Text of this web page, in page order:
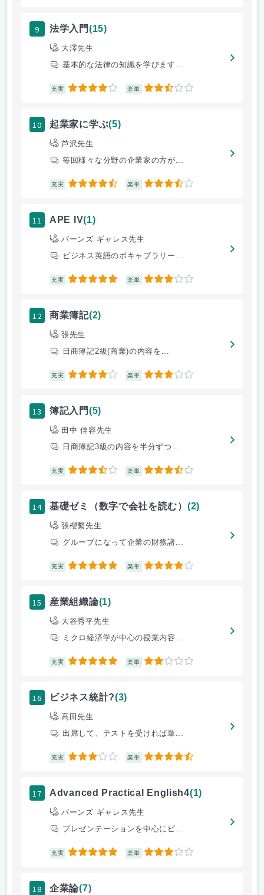
9 法学入門(15)
大澤先生
基本的な法律の知識を学びます...
充実 4 楽単 2.5
10 起業家に学ぶ(5)
芦沢先生
毎回様々な分野の企業家の方が...
充実 4.5 楽単 3.5
11 APE IV(1)
バーンズ ギャレス先生
ビジネス英語のボキャブラリー...
充実 5 楽単 3
12 商業簿記(2)
張先生
日商簿記2級(商業)の内容を...
充実 4 楽単 3
13 簿記入門(5)
田中 佳容先生
日商簿記3級の内容を半分ずつ...
充実 3.5 楽単 3.5
14 基礎ゼミ（数字で会社を読む） (2)
張櫻繫先生
グループになって企業の財務諸...
充実 5 楽単 4
15 産業組織論(1)
大谷秀平先生
ミクロ経済学が中心の授業内容...
充実 5 楽単 2
16 ビジネス統計?(3)
高田先生
出席して、テストを受ければ単...
充実 3 楽単 4.5
17 Advanced Practical English4(1)
バーンズ ギャレス先生
プレゼンテーションを中心にビ...
充実 5 楽単 3
18 企業論(7)